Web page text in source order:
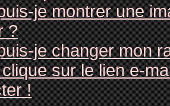
je montrer une
?
je changer mon
sur le lien e-
!